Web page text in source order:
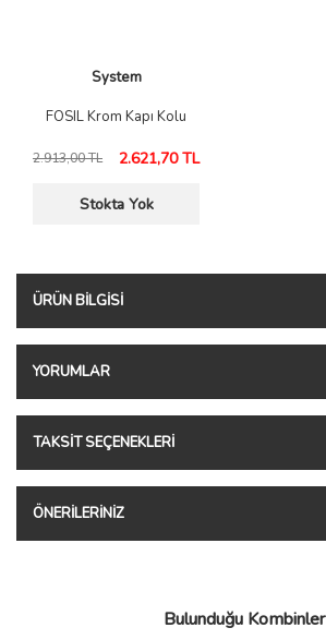
System
FOSIL Krom Kapı Kolu
2.913,00 TL 2.621,70 TL
Stokta Yok
ÜRÜN BILGISI
YORUMLAR
TAKSIT SEÇENEKLERI
ÖNERILERINIZ
Bulunduğu Kombinler